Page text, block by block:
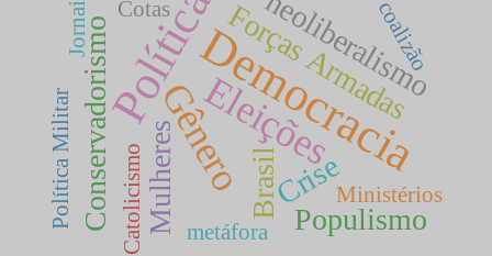
Democracia
PolíticaEleições
Gênero
Conservadorismo Mulheres
Forças Armadas
neoliberalismo
Crise
Brasil Populismo
Catolicismo metáfora
coalizão
Cotas
Política Militar
Jornais
Ministérios